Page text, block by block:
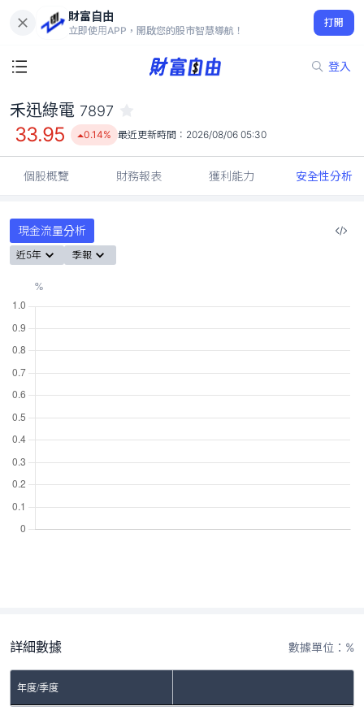
財富自由
立即使用APP，開啟您的股市智慧導航！
打開
登入
33.95
0.14%
禾迅綠電 7897
33.95 0.14% 最近更新時間： 2026/08/06 05:30
個股概覽 財務報表 獲利能力 安全性分析
現金流量分析
近5年 季報
詳細數據 數據單位：%
年度/季度